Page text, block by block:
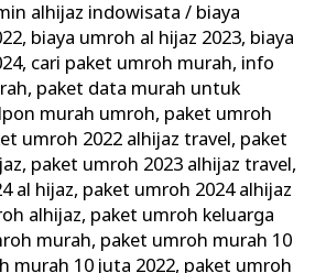
alhijaz indowisata/ biaya
, biaya umroh al hijaz 2023, biaya
, cari paket umroh murah, info
, paket data murah untuk
murah umroh, paket umroh
umroh 2022 alhijaz travel, paket
, paket umroh 2023 alhijaz travel,
al hijaz, paket umroh 2024 alhijaz
alhijaz, paket umroh keluarga
murah, paket umroh murah 10
murah 10 juta 2022, paket umroh